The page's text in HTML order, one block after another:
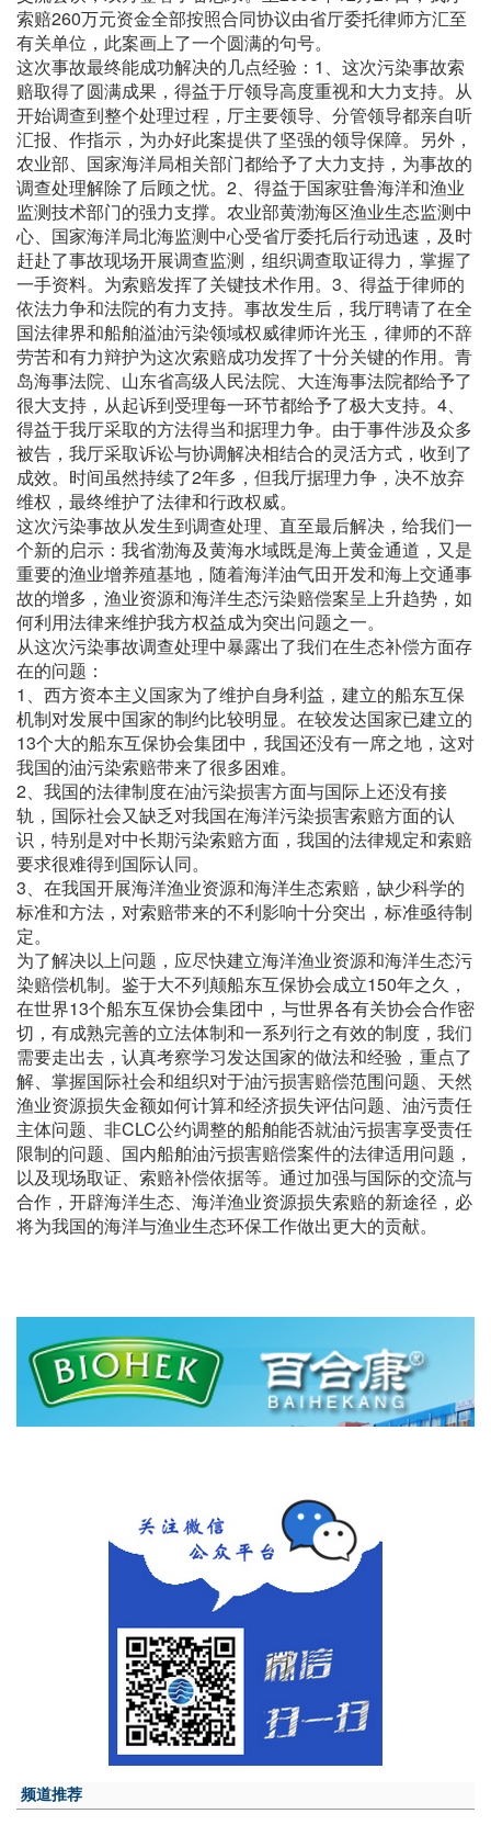
索赔260万元资金全部按照合同协议由省厅委托律师方汇至
有关单位，此案画上了一个圆满的句号。
这次事故最终能成功解决的几点经验：1、这次污染事故索
赔取得了圆满成果，得益于厅领导高度重视和大力支持。从
开始调查到整个处理过程，厅主要领导、分管领导都亲自听
汇报、作指示，为办好此案提供了坚强的领导保障。另外，
农业部、国家海洋局相关部门都给予了大力支持，为事故的
调查处理解除了后顾之忧。2、得益于国家驻鲁海洋和渔业
监测技术部门的强力支撑。农业部黄渤海区渔业生态监测中
心、国家海洋局北海监测中心受省厅委托后行动迅速，及时
赶赴了事故现场开展调查监测，组织调查取证得力，掌握了
一手资料。为索赔发挥了关键技术作用。3、得益于律师的
依法力争和法院的有力支持。事故发生后，我厅聘请了在全
国法律界和船舶溢油污染领域权威律师许光玉，律师的不辞
劳苦和有力辩护为这次索赔成功发挥了十分关键的作用。青
岛海事法院、山东省高级人民法院、大连海事法院都给予了
很大支持，从起诉到受理每一环节都给予了极大支持。4、
得益于我厅采取的方法得当和据理力争。由于事件涉及众多
被告，我厅采取诉讼与协调解决相结合的灵活方式，收到了
成效。时间虽然持续了2年多，但我厅据理力争，决不放弃
维权，最终维护了法律和行政权威。
这次污染事故从发生到调查处理、直至最后解决，给我们一
个新的启示：我省渤海及黄海水域既是海上黄金通道，又是
重要的渔业增养殖基地，随着海洋油气田开发和海上交通事
故的增多，渔业资源和海洋生态污染赔偿案呈上升趋势，如
何利用法律来维护我方权益成为突出问题之一。
从这次污染事故调查处理中暴露出了我们在生态补偿方面存
在的问题：
1、西方资本主义国家为了维护自身利益，建立的船东互保
机制对发展中国家的制约比较明显。在较发达国家已建立的
13个大的船东互保协会集团中，我国还没有一席之地，这对
我国的油污染索赔带来了很多困难。
2、我国的法律制度在油污染损害方面与国际上还没有接
轨，国际社会又缺乏对我国在海洋污染损害索赔方面的认
识，特别是对中长期污染索赔方面，我国的法律规定和索赔
要求很难得到国际认同。
3、在我国开展海洋渔业资源和海洋生态索赔，缺少科学的
标准和方法，对索赔带来的不利影响十分突出，标准亟待制
定。
为了解决以上问题，应尽快建立海洋渔业资源和海洋生态污
染赔偿机制。鉴于大不列颠船东互保协会成立150年之久，
在世界13个船东互保协会集团中，与世界各有关协会合作密
切，有成熟完善的立法体制和一系列行之有效的制度，我们
需要走出去，认真考察学习发达国家的做法和经验，重点了
解、掌握国际社会和组织对于油污损害赔偿范围问题、天然
渔业资源损失金额如何计算和经济损失评估问题、油污责任
主体问题、非CLC公约调整的船舶能否就油污损害享受责任
限制的问题、国内船舶油污损害赔偿案件的法律适用问题，
以及现场取证、索赔补偿依据等。通过加强与国际的交流与
合作，开辟海洋生态、海洋渔业资源损失索赔的新途径，必
将为我国的海洋与渔业生态环保工作做出更大的贡献。
频道推荐